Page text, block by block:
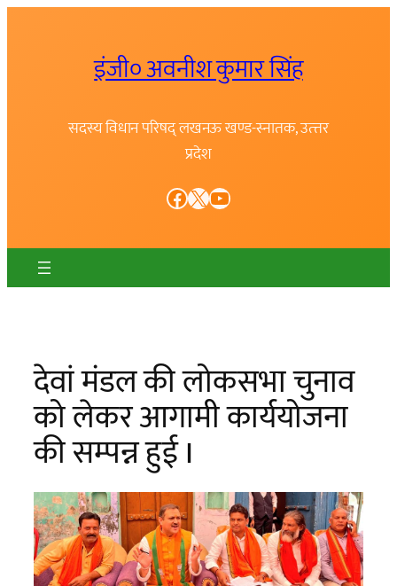
इंजी० अवनीश कुमार सिंह
सदस्य विधान परिषद् लखनऊ खण्ड-स्नातक, उत्त्तर
प्रदेश
Facebook X YouTube
देवां मंडल की लोकसभा चुनाव
को लेकर आगामी कार्ययोजना
की सम्पन्न हुई I